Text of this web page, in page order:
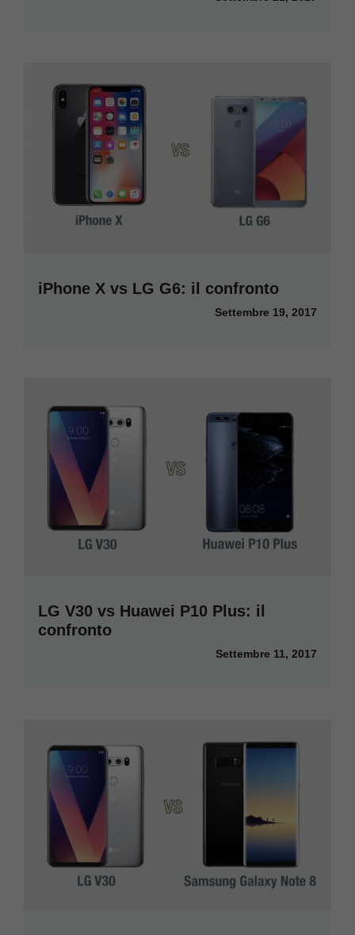
iPhone X vs LG G6: il confronto
Settembre 19, 2017
LG V30 vs Huawei P10 Plus: il
confronto
Settembre 11, 2017